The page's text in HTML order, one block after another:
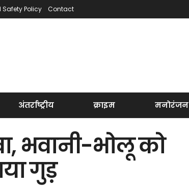
Safety Policy Contact
अंतर्राष्ट्रीय क्राइम मनोरंजन
भवानी-भोलू को
गुड़